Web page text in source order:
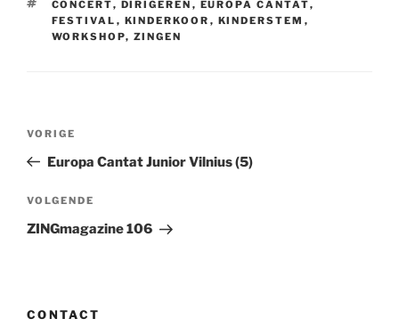
TAGS
CONCERT, DIRIGEREN , EUROPA CANTAT,
FESTIVAL , KINDERKOOR , KINDERSTEM ,
WORKSHOP, ZINGEN
Vorig
bericht
VORIGE
Europa Cantat Junior Vilnius (5)
Volgend
bericht
VOLGENDE
ZINGmagazine 106
CONTACT